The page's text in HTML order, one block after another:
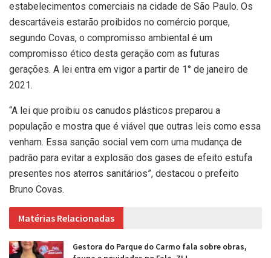
estabelecimentos comerciais na cidade de São Paulo. Os
descartáveis estarão proibidos no comércio porque,
segundo Covas, o compromisso ambiental é um
compromisso ético desta geração com as futuras
gerações. A lei entra em vigor a partir de 1° de janeiro de
2021.
“A lei que proibiu os canudos plásticos preparou a
população e mostra que é viável que outras leis como essa
venham. Essa sanção social vem com uma mudança de
padrão para evitar a explosão dos gases de efeito estufa
presentes nos aterros sanitários”, destacou o prefeito
Bruno Covas.
Matérias Relacionadas
Gestora do Parque do Carmo fala sobre obras,